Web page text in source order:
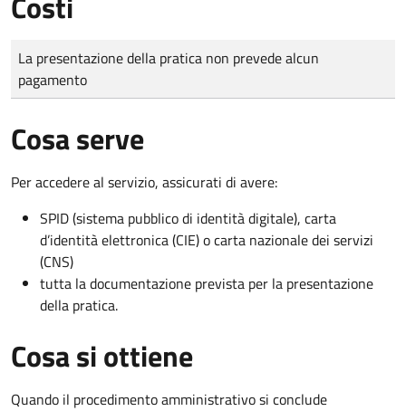
Tipo di pagamento
Importo
La presentazione della pratica non prevede alcun
pagamento
Cosa serve
Per accedere al servizio, assicurati di avere:
SPID (sistema pubblico di identità digitale), carta
d’identità elettronica (CIE) o carta nazionale dei servizi
(CNS)
tutta la documentazione prevista per la presentazione
della pratica.
Cosa si ottiene
Quando il procedimento amministrativo si conclude